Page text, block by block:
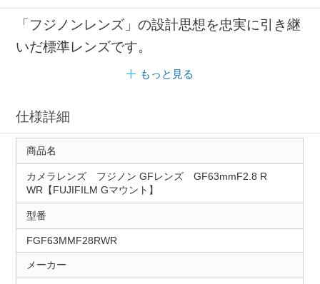
「フジノンレンズ」の設計思想を忠実に引き継
いだ標準レンズです。
もっと見る
仕様詳細
商品名
カメラレンズ フジノン GFレンズ GF63mmF2.8 R
WR【FUJIFILM Gマウント】
型番
FGF63MMF28RWR
メーカー